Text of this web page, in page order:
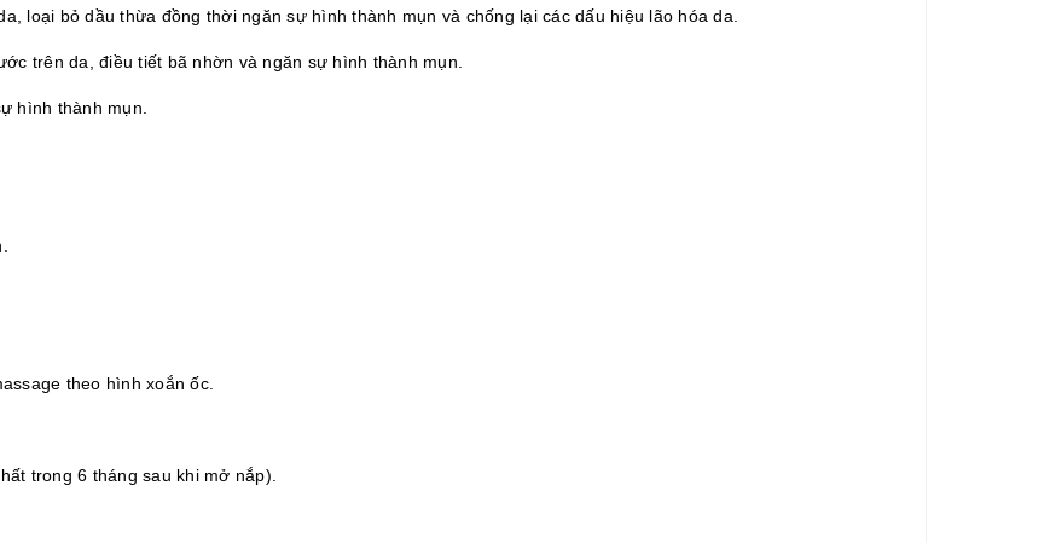
loại bỏ dầu thừa đồng thời ngăn sự hình thành mụn và chống lại các dấu hiệu lão hóa da.
trên da, điều tiết bã nhờn và ngăn sự hình thành mụn.
hình thành mụn.
theo hình xoắn ốc.
trong 6 tháng sau khi mở nắp).